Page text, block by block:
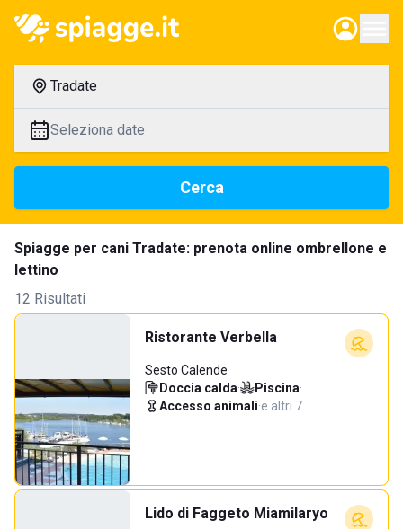
Tradate
Seleziona date
Cerca
Spiagge per cani Tradate: prenota online ombrellone e
lettino
12 Risultati
Ristorante Verbella
Sesto Calende
Doccia calda· Piscina·
Accesso animali·e altri 7…
Lido di Faggeto Miamilaryo